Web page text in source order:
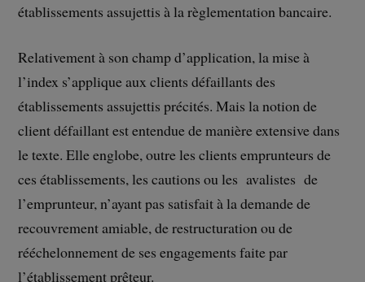
établissements assujettis à la règlementation bancaire.
Relativement à son champ d’application, la mise à
l’index s’applique aux clients défaillants des
établissements assujettis précités. Mais la notion de
client défaillant est entendue de manière extensive dans
le texte. Elle englobe, outre les clients emprunteurs de
ces établissements, les cautions ou les avalistes de
l’emprunteur, n’ayant pas satisfait à la demande de
recouvrement amiable, de restructuration ou de
rééchelonnement de ses engagements faite par
l’établissement prêteur.